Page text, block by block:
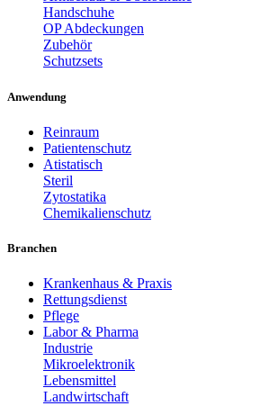
Handschuhe
OP Abdeckungen
Zubehör
Schutzsets
Anwendung
Reinraum
Patientenschutz
Atistatisch
Steril
Zytostatika
Chemikalienschutz
Branchen
Krankenhaus & Praxis
Rettungsdienst
Pflege
Labor & Pharma
Industrie
Mikroelektronik
Lebensmittel
Landwirtschaft